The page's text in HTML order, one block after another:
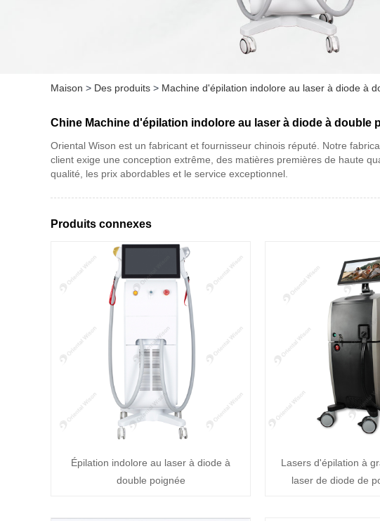
Maison > Des produits > Machine d'épilation indolore au laser à diode à
Chine Machine d'épilation indolore au laser à diode à double
Oriental Wison est un fabricant et fournisseur chinois réputé. Notre
client exige une conception extrême, des matières premières de haute
qualité, les prix abordables et le service exceptionnel.
Produits connexes
Épilation indolore au laser à diode à
double poignée
Lasers d'épilation à
laser de diode de